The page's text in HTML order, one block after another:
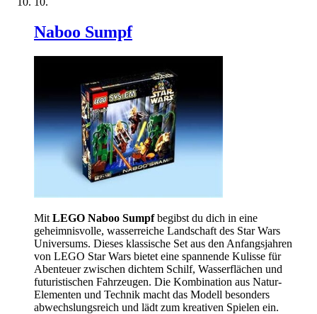
Naboo Sumpf
Mit LEGO Naboo Sumpfbegibst du dich in eine
geheimnisvolle, wasserreiche Landschaft des Star Wars
Universums. Dieses klassische Set aus den Anfangsjahren
von LEGO Star Wars bietet eine spannende Kulisse für
Abenteuer zwischen dichtem Schilf, Wasserflächen und
futuristischen Fahrzeugen. Die Kombination aus Natur-
Elementen und Technik macht das Modell besonders
abwechslungsreich und lädt zum kreativen Spielen ein.